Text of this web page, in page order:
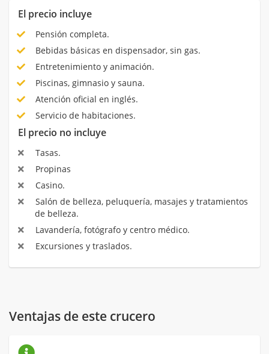
El precio incluye
Pensión completa.
Bebidas básicas en dispensador, sin gas.
Entretenimiento y animación.
Piscinas, gimnasio y sauna.
Atención oficial en inglés.
Servicio de habitaciones.
El precio no incluye
Tasas.
Propinas
Casino.
Salón de belleza, peluquería, masajes y tratamientos
de belleza.
Lavandería, fotógrafo y centro médico.
Excursiones y traslados.
Ventajas de este crucero